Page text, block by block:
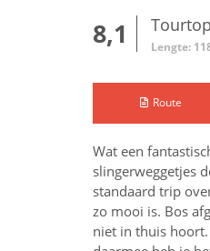
8,1 Lengte:
Route
Wat een
slingerweggetjes
standaard trip
zo mooi is. Bos
niet in thuis